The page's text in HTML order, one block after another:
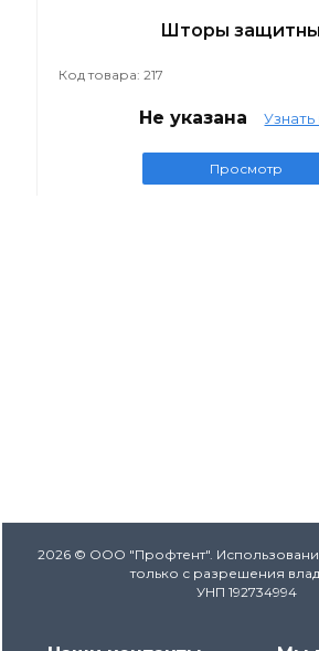
Шторы
Код товара: 217
Не указана Узнать
Просмотр
2026 © ООО "Профтент".
только с разрешения
УНП 192734994